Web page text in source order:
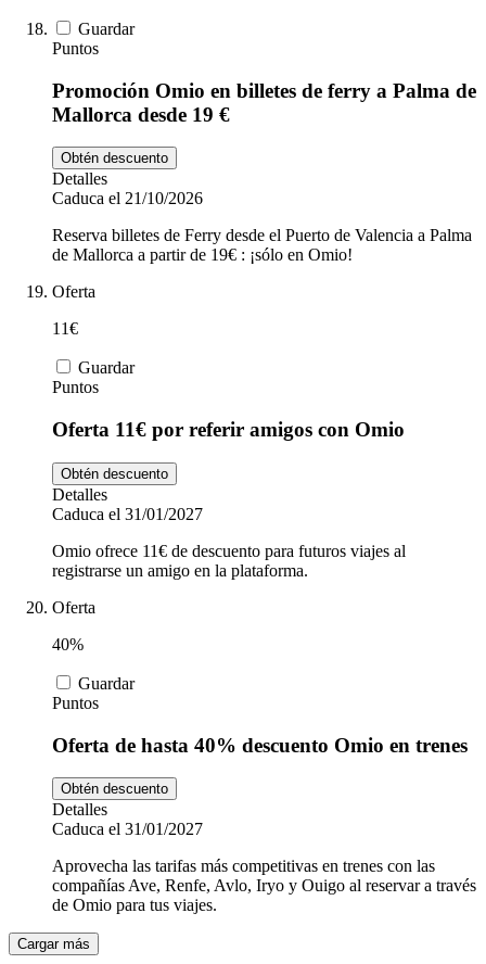
Guardar
Puntos
Promoción Omio en billetes de ferry a Palma de
Mallorca desde 19 €
Obtén descuento
Detalles
Caduca el 21/10/2026
Reserva billetes de Ferry desde el Puerto de Valencia a Palma
de Mallorca a partir de 19€ : ¡sólo en Omio!
Oferta
11€
Guardar
Puntos
Oferta 11€ por referir amigos con Omio
Obtén descuento
Detalles
Caduca el 31/01/2027
Omio ofrece 11€ de descuento para futuros viajes al
registrarse un amigo en la plataforma.
Oferta
40%
Guardar
Puntos
Oferta de hasta 40% descuento Omio en trenes
Obtén descuento
Detalles
Caduca el 31/01/2027
Aprovecha las tarifas más competitivas en trenes con las
compañías Ave, Renfe, Avlo, Iryo y Ouigo al reservar a través
de Omio para tus viajes.
Cargar más